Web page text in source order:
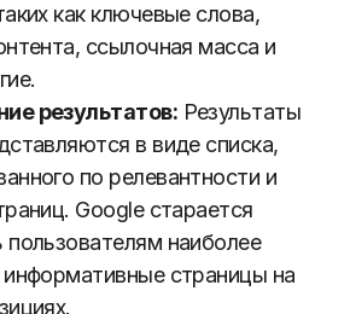
как ключевые слова,
ссылочная масса и
результатов: Результаты
в виде списка,
по релевантности и
Google старается
пользователям наиболее
информативные страницы на